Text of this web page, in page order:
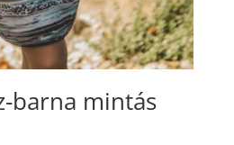
barna mintás